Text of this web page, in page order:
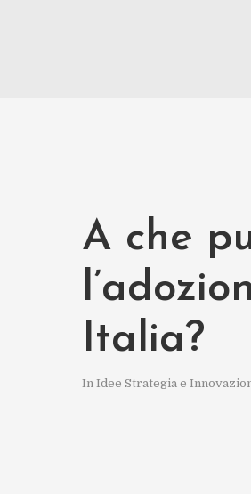
A che
Italia?
In Idee Strategia e